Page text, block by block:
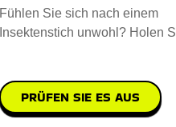
Fühlen Sie sich nach einem
Insektenstich unwohl? Holen
PRÜFEN SIE ES AUS